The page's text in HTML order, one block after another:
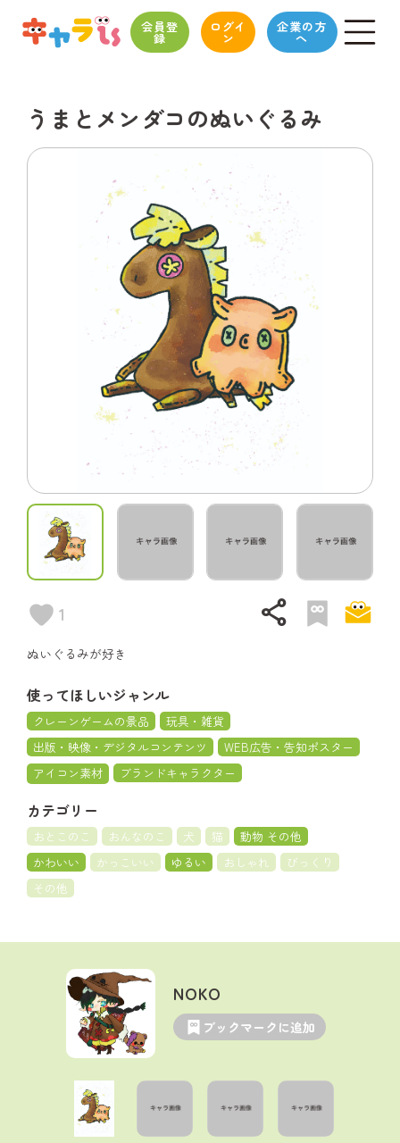
会員登
録
ログイ
ン
企業の方
へ
うまとメンダコのぬいぐるみ
1 share
ぬいぐるみが好き
使ってほしいジャンル
クレーンゲームの景品
玩具・雑貨
出版・映像・デジタルコンテンツ
WEB広告・告知ポスター
アイコン素材
ブランドキャラクター
カテゴリー
おとこのこ おんなのこ 犬 猫
動物 その他
かわいい
かっこいい ゆるい おしゃれ
びっくり
その他
NOKO
ブックマークに追加